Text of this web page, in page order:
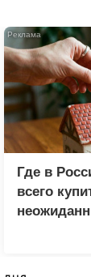
Где в
всего